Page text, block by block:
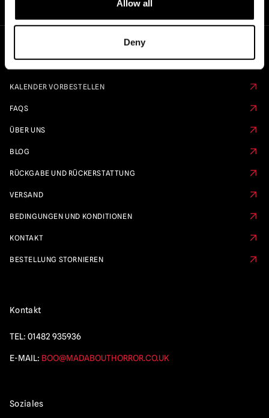
Allow all
Deny
Schnelle Links
KALENDER VORBESTELLEN
FAQS
ÜBER UNS
BLOG
RÜCKGABE UND RÜCKERSTATTUNG
VERSAND
BEDINGUNGEN UND KONDITIONEN
KONTAKT
BESTELLUNG STORNIEREN
Kontakt
TEL: 01482 935936
E-MAIL: BOO@MADABOUTHORROR.CO.UK
Soziales